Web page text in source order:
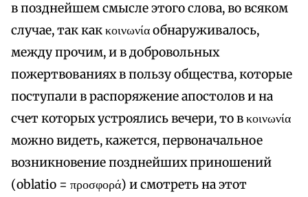
в позднейшем смысле этого слова, во всяком
случае, так как κοινωνία обнаруживалось,
между прочим, и в добровольных
пожертвованиях в пользу общества, которые
поступали в распоряжение апостолов и на
счет которых устроялись вечери, то в κοινωνία
можно видеть, кажется, первоначальное
возникновение позднейших приношений
(oblatio = προσφορά) и смотреть на этот